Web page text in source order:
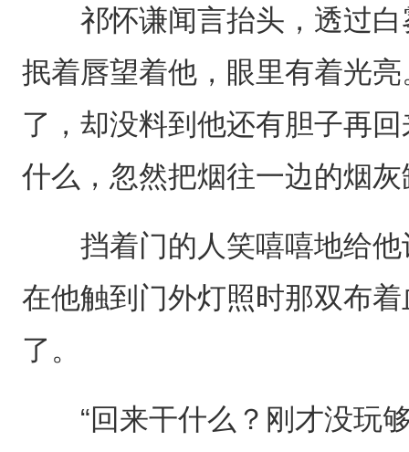
祁怀谦闻言抬头，透过白
抿着唇望着他，眼里有着光
了，却没料到他还有胆子再
什么，忽然把烟往一边的烟
挡着门的人笑嘻嘻地给他
在他触到门外灯照时那双布
了。
“回来干什么？刚才没玩够